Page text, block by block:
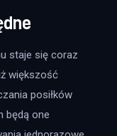
staje się coraz
większość
posiłków
będą one